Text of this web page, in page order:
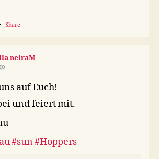
· Share
nelraM
auf Euch!
und feiert mit.
#sun#Hoppers